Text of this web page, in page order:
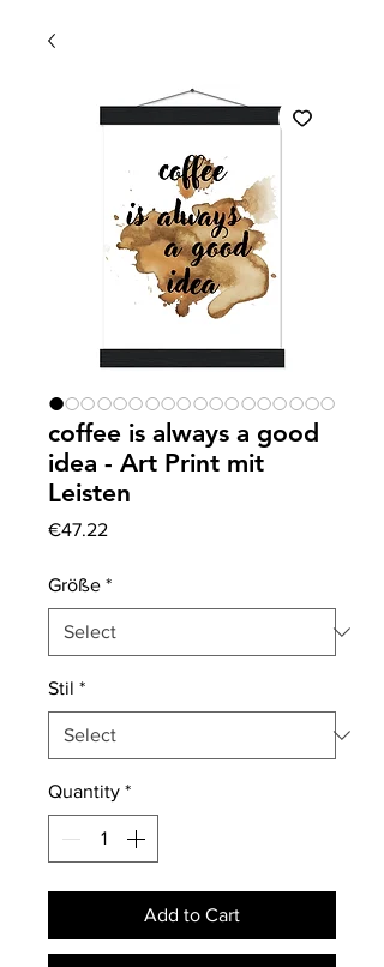
coffee is always a good
idea - Art Print mit
Leisten
€47.22Price
Größe *
Stil *
Quantity *
Add to Cart